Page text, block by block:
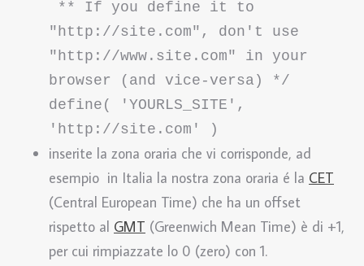
"http://site.com", don't use
"http://www.site.com" in your
browser (and vice-versa) */
define( 'YOURLS_SITE',
'http://site.com' )
inserite la zona oraria che vi corrisponde, ad
esempio in Italia la nostra zona oraria é la CET
(Central European Time) che ha un offset
rispetto al GMT (Greenwich Mean Time) è di +1,
per cui rimpiazzate lo 0 (zero) con 1.